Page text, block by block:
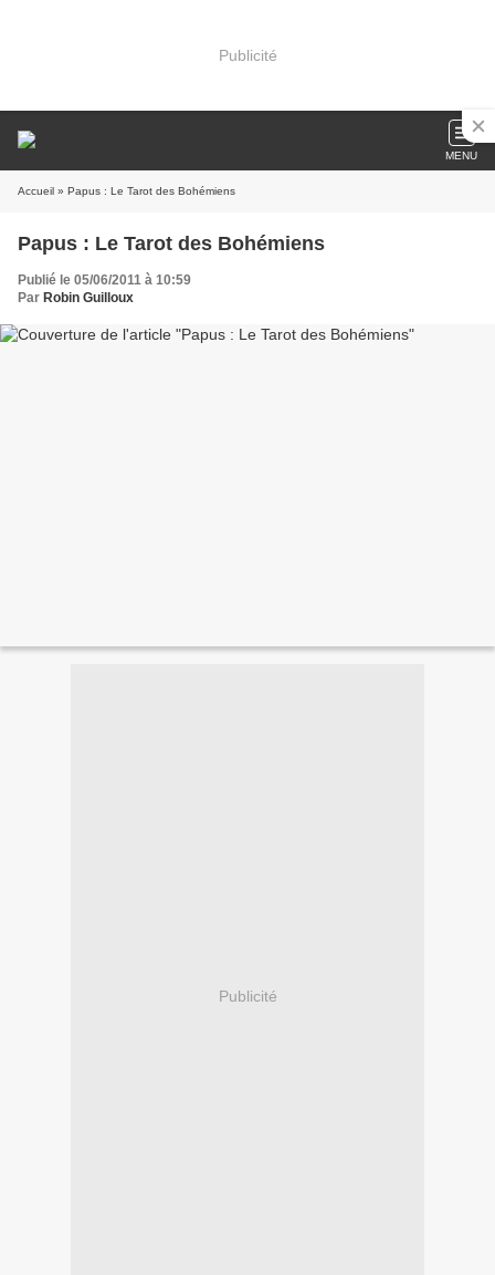
Publicité
MENU
Accueil » Papus : Le Tarot des Bohémiens
Papus : Le Tarot des Bohémiens
Publié le 05/06/2011 à 10:59
Par Robin Guilloux
Publicité